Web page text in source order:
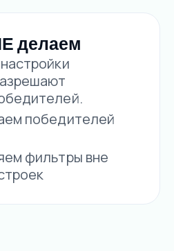
делаем
победителей
фильтры вне